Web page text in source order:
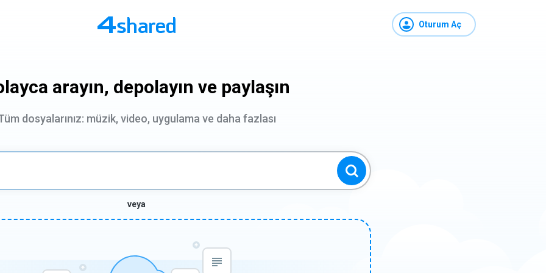
Oturum Aç
arayın, depolayın ve paylaşın
dosyalarınız: müzik, video, uygulama ve daha fazlası
veya